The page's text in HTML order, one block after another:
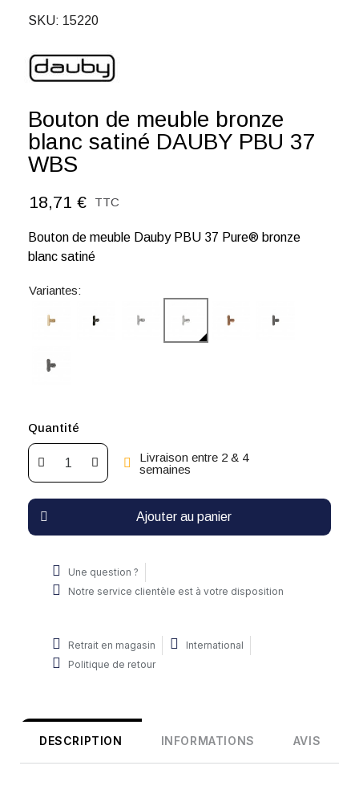
SKU 15220
Bouton de meuble bronze
blanc satiné DAUBY PBU 37
WBS
18,71 € TTC
Bouton de meuble Dauby PBU 37 Pure® bronze
blanc satiné
Variantes:
Quantité
Livraison entre 2 & 4
semaines
Ajouter au panier
Une question ?
Notre service clientèle est à votre disposition
Retrait en magasin
International
Politique de retour
DESCRIPTION INFORMATIONS AVIS